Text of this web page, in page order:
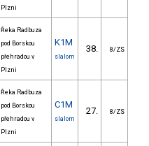
Plzni
Řeka Radbuza
pod Borskou
přehradou v
Plzni
K1M
slalom
38. 8/ZS
Řeka Radbuza
pod Borskou
přehradou v
Plzni
C1M
slalom
27. 8/ZS